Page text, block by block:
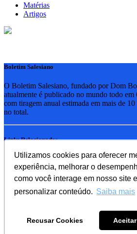
Utilizamos cookies para oferecer
experiência, melhorar o
como você interage em nosso site e
personalizar conteúdo. Saiba mais
Recusar Cookies
Matérias
Artigos
Boletim Salesiano
O Boletim Salesiano, fundado por Dom
atualmente é publicado no mundo todo em
com tiragem anual estimada em mais de
no total.
Links Relacionados
RSB - Rede Salesiana Brasil
EDEBE - Editora
UPV - União pela Vida
Familia Salesiana
SDB - Salesianos de Dom Bosco
FMA - Filhas de Maria Auxiliadora